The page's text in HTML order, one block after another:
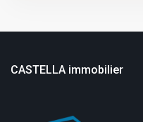
CASTELLA immobilier